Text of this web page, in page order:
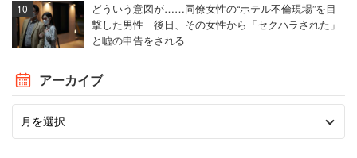
どういう意図が……同僚女性の“ホテル不倫現場”を目
撃した男性 後日、その女性から「セクハラされた」
と嘘の申告をされる
アーカイブ